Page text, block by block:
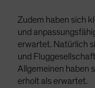
Zudem haben sich
und
erwartet. Natürlich
und
Allgemeinen haben
erholt als erwartet.